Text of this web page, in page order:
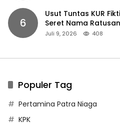
6
Usut Tuntas KUR
Seret Nama
Juli 9, 2026 408
Populer Tag
Pertamina Patra Niaga
KPK